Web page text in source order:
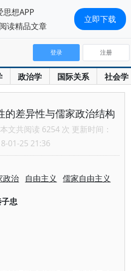
政治学 国际关系 社会学
登录 注册
的差异性与儒家政治结构
本文共阅读 6254 次 更新时间：
01-25 21:36
政治 自由主义 儒家自由主义
忠
思想APP
读精品文章
立即下载